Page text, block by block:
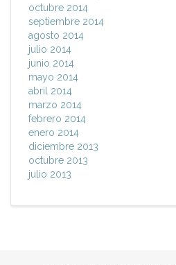
octubre 2014
septiembre 2014
agosto 2014
julio 2014
junio 2014
mayo 2014
abril 2014
marzo 2014
febrero 2014
enero 2014
diciembre 2013
octubre 2013
julio 2013